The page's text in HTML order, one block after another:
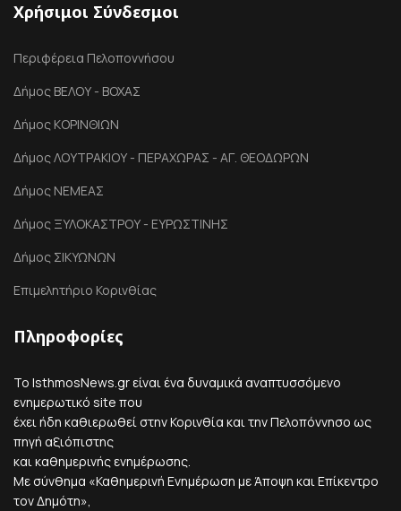
Χρήσιμοι Σύνδεσμοι
Περιφέρεια Πελοποννήσου
Δήμος ΒΕΛΟΥ - ΒΟΧΑΣ
Δήμος ΚΟΡΙΝΘΙΩΝ
Δήμος ΛΟΥΤΡΑΚΙΟΥ - ΠΕΡΑΧΩΡΑΣ - ΑΓ. ΘΕΟΔΩΡΩΝ
Δήμος ΝΕΜΕΑΣ
Δήμος ΞΥΛΟΚΑΣΤΡΟΥ - ΕΥΡΩΣΤΙΝΗΣ
Δήμος ΣΙΚΥΩΝΩΝ
Επιμελητήριο Κορινθίας
Πληροφορίες
Το IsthmosNews.gr είναι ένα δυναμικά αναπτυσσόμενο
ενημερωτικό site που
έχει ήδη καθιερωθεί στην Κορινθία και την Πελοπόννησο ως
πηγή αξιόπιστης
και καθημερινής ενημέρωσης.
Με σύνθημα «Καθημερινή Ενημέρωση με Άποψη και Επίκεντρο
τον Δημότη»,